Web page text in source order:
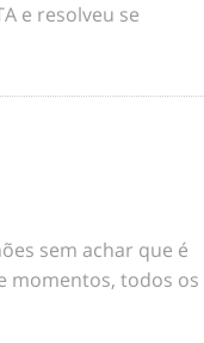
e resolveu se
sem achar que é
momentos, todos os